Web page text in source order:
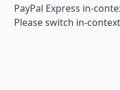
PayPal Express in-
Please switch in-